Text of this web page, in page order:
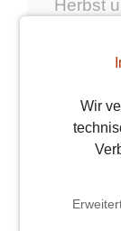
Wir
Herbst
oder